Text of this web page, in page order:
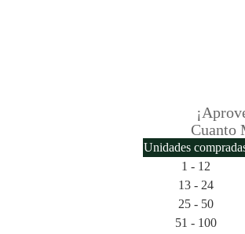
Cuanto
Unidades
1 - 12
13 - 24
25 - 50
51 - 100